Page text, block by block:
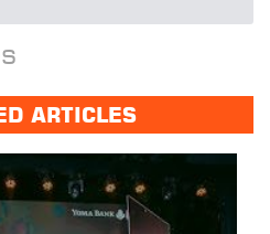
ARTICLES